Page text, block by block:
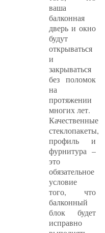
ваша
балконная
дверь и окно
будут
открываться
и
закрываться
без поломок
на
протяжении
многих лет.
Качественные
стеклопакеты,
профиль и
фурнитура –
это
обязательное
условие
того, что
балконный
блок будет
исправно